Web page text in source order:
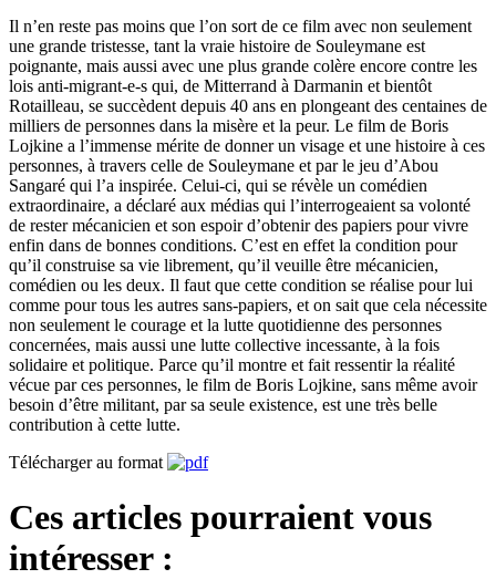
Il n’en reste pas moins que l’on sort de ce film avec non seulement
une grande tristesse, tant la vraie histoire de Souleymane est
poignante, mais aussi avec une plus grande colère encore contre les
lois anti-migrant-e-s qui, de Mitterrand à Darmanin et bientôt
Rotailleau, se succèdent depuis 40 ans en plongeant des centaines de
milliers de personnes dans la misère et la peur. Le film de Boris
Lojkine a l’immense mérite de donner un visage et une histoire à ces
personnes, à travers celle de Souleymane et par le jeu d’Abou
Sangaré qui l’a inspirée. Celui-ci, qui se révèle un comédien
extraordinaire, a déclaré aux médias qui l’interrogeaient sa volonté
de rester mécanicien et son espoir d’obtenir des papiers pour vivre
enfin dans de bonnes conditions. C’est en effet la condition pour
qu’il construise sa vie librement, qu’il veuille être mécanicien,
comédien ou les deux. Il faut que cette condition se réalise pour lui
comme pour tous les autres sans-papiers, et on sait que cela nécessite
non seulement le courage et la lutte quotidienne des personnes
concernées, mais aussi une lutte collective incessante, à la fois
solidaire et politique. Parce qu’il montre et fait ressentir la réalité
vécue par ces personnes, le film de Boris Lojkine, sans même avoir
besoin d’être militant, par sa seule existence, est une très belle
contribution à cette lutte.
Télécharger au format
Ces articles pourraient vous
intéresser :